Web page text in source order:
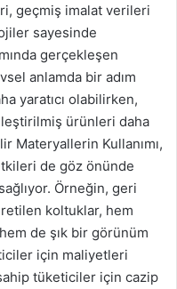
geçmiş imalat verileri
sayesinde
gerçekleşen
anlamda bir adım
yaratıcı olabilirken,
ürünleri daha
Materyallerin Kullanımı,
de göz önünde
Örneğin, geri
koltuklar, hem
de şık bir görünüm
için maliyetleri
tüketiciler için cazip